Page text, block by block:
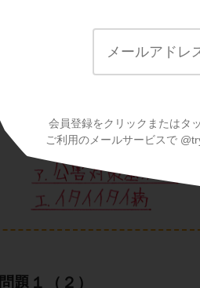
会員登録をクリックまたはタ
ご利用のメールサービスで
問題１（２）